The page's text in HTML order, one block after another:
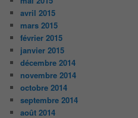
avril 2015
mars 2015
février 2015
janvier 2015
décembre 2014
novembre 2014
octobre 2014
septembre 2014
août 2014